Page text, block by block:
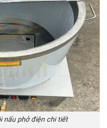
nấu phở điện chi tiết